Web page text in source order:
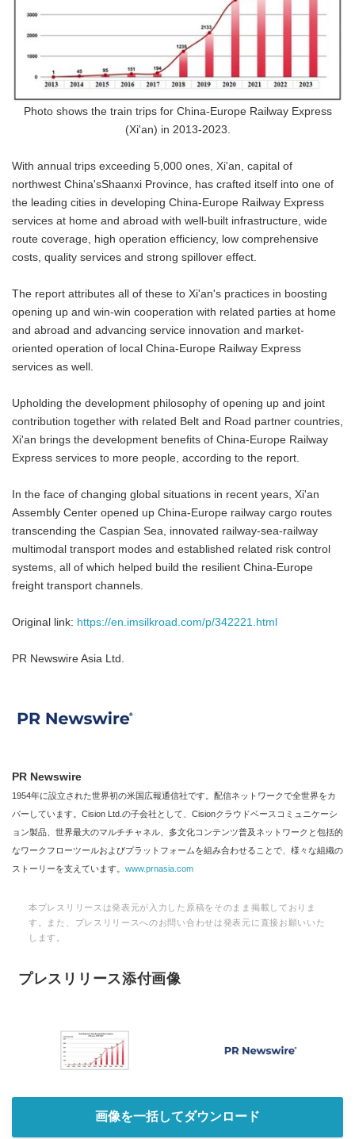
Photo shows the train trips for China-Europe Railway Express
(Xi'an) in 2013-2023.
With annual trips exceeding 5,000 ones, Xi'an, capital of
northwest China'sShaanxi Province, has crafted itself into one of
the leading cities in developing China-Europe Railway Express
services at home and abroad with well-built infrastructure, wide
route coverage, high operation efficiency, low comprehensive
costs, quality services and strong spillover effect.
The report attributes all of these to Xi'an's practices in boosting
opening up and win-win cooperation with related parties at home
and abroad and advancing service innovation and market-
oriented operation of local China-Europe Railway Express
services as well.
Upholding the development philosophy of opening up and joint
contribution together with related Belt and Road partner countries,
Xi'an brings the development benefits of China-Europe Railway
Express services to more people, according to the report.
In the face of changing global situations in recent years, Xi'an
Assembly Center opened up China-Europe railway cargo routes
transcending the Caspian Sea, innovated railway-sea-railway
multimodal transport modes and established related risk control
systems, all of which helped build the resilient China-Europe
freight transport channels.
Original link: https://en.imsilkroad.com/p/342221.html
PR Newswire Asia Ltd.
PR Newswire
1954年に設立された世界初の米国広報通信社です。配信ネットワークで全世界をカ
バーしています。Cision Ltd.の子会社として、Cisionクラウドベースコミュニケーシ
ョン製品、世界最大のマルチチャネル、多文化コンテンツ普及ネットワークと包括的
なワークフローツールおよびプラットフォームを組み合わせることで、様々な組織の
ストーリーを支えています。 www.prnasia.com
本プレスリリースは発表元が入力した原稿をそのまま掲載しておりま
す。また、プレスリリースへのお問い合わせは発表元に直接お願いいた
します。
プレスリリース添付画像
画像を一括してダウンロード